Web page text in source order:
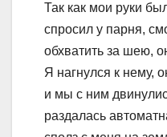
Так как мои руки
спросил у парня,
обхватить за шею,
Я нагнулся к нему,
и мы с ним
раздалась